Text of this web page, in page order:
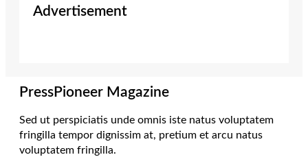
t
t
m
k
e
Advertisement
PressPioneer Magazine
Sed ut perspiciatis unde omnis iste natus voluptatem
fringilla tempor dignissim at, pretium et arcu natus
voluptatem fringilla.